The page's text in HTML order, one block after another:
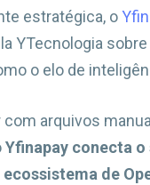
estratégica, o
YTecnologia
o elo de
com arquivos
Yfinapay conecta o
de